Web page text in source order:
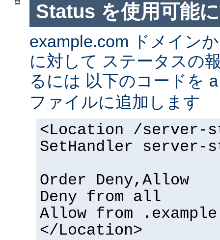
Status を使用可能
example.com ドメイン
に対して ステータスの
るには 以下のコードを
ファイルに追加します
<Location /server-
SetHandler server-
Order Deny,Allow
Deny from all
Allow from
</Location>